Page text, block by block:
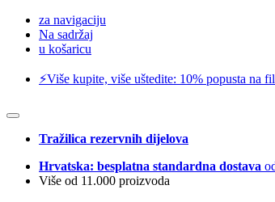
za navigaciju
Na sadržaj
u košaricu
⚡️Više kupite, više uštedite: 10% popusta na
Tražilica rezervnih dijelova
Hrvatska: besplatna standardna dostava
Više od 11.000 proizvoda